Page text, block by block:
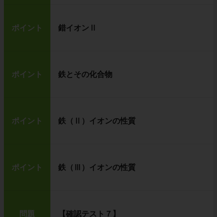
ポイント 錯イオンⅡ
ポイント 鉄とその化合物
ポイント 鉄（Ⅱ）イオンの性質
ポイント 鉄（Ⅲ）イオンの性質
問題 【確認テスト７】